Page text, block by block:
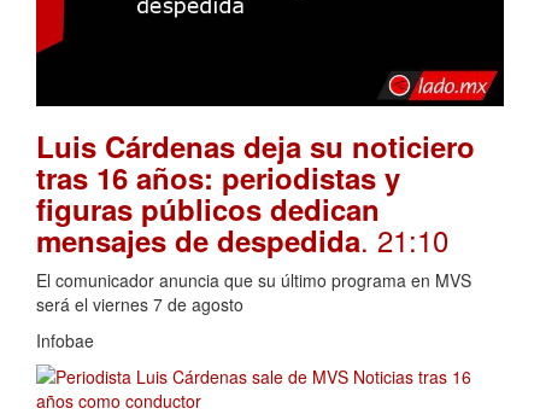
Luis Cárdenas deja su noticiero
tras 16 años: periodistas y
figuras públicos dedican
mensajes de despedida. 21:10
El comunicador anuncia que su último programa en MVS
será el viernes 7 de agosto
Infobae